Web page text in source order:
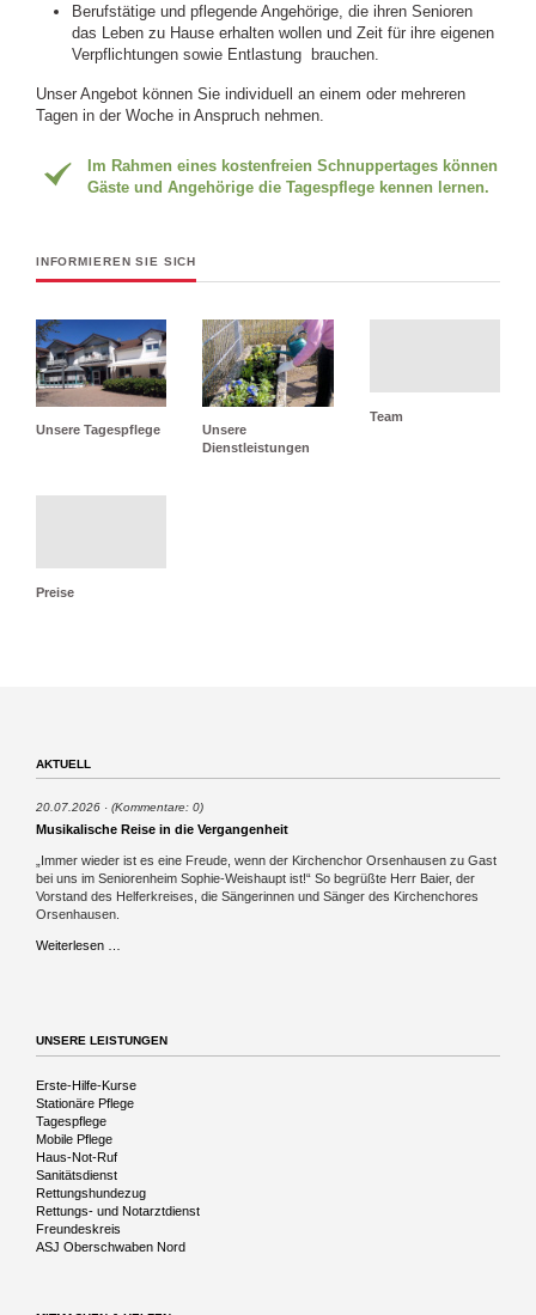
Berufstätige und pflegende Angehörige, die ihren Senioren
das Leben zu Hause erhalten wollen und Zeit für ihre eigenen
Verpflichtungen sowie Entlastung brauchen.
Unser Angebot können Sie individuell an einem oder mehreren
Tagen in der Woche in Anspruch nehmen.
Im Rahmen eines kostenfreien Schnuppertages können
Gäste und Angehörige die Tagespflege kennen lernen.
INFORMIEREN SIE SICH
Unsere Tagespflege
Unsere
Dienstleistungen
Team
Preise
AKTUELL
20.07.2026 (Kommentare: 0)
Musikalische Reise in die Vergangenheit
„Immer wieder ist es eine Freude, wenn der Kirchenchor Orsenhausen zu Gast
bei uns im Seniorenheim Sophie-Weishaupt ist!“ So begrüßte Herr Baier, der
Vorstand des Helferkreises, die Sängerinnen und Sänger des Kirchenchores
Orsenhausen.
Weiterlesen …
UNSERE LEISTUNGEN
Navigation
überspringen
Erste-Hilfe-Kurse
Stationäre Pflege
Tagespflege
Mobile Pflege
Haus-Not-Ruf
Sanitätsdienst
Rettungshundezug
Rettungs- und Notarztdienst
Freundeskreis
ASJ Oberschwaben Nord